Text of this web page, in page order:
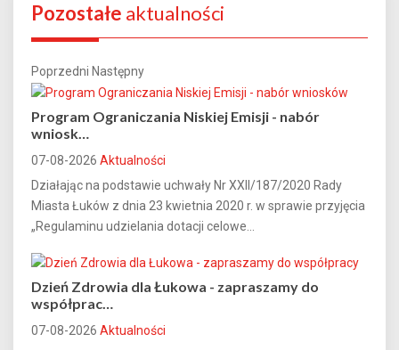
Pozostałe aktualności
Poprzedni Następny
Program Ograniczania Niskiej Emisji - nabór
wniosk…
07-08-2026 Aktualności
Działając na podstawie uchwały Nr XXII/187/2020 Rady
Miasta Łuków z dnia 23 kwietnia 2020 r. w sprawie przyjęcia
„Regulaminu udzielania dotacji celowe...
Dzień Zdrowia dla Łukowa - zapraszamy do
współprac…
07-08-2026 Aktualności